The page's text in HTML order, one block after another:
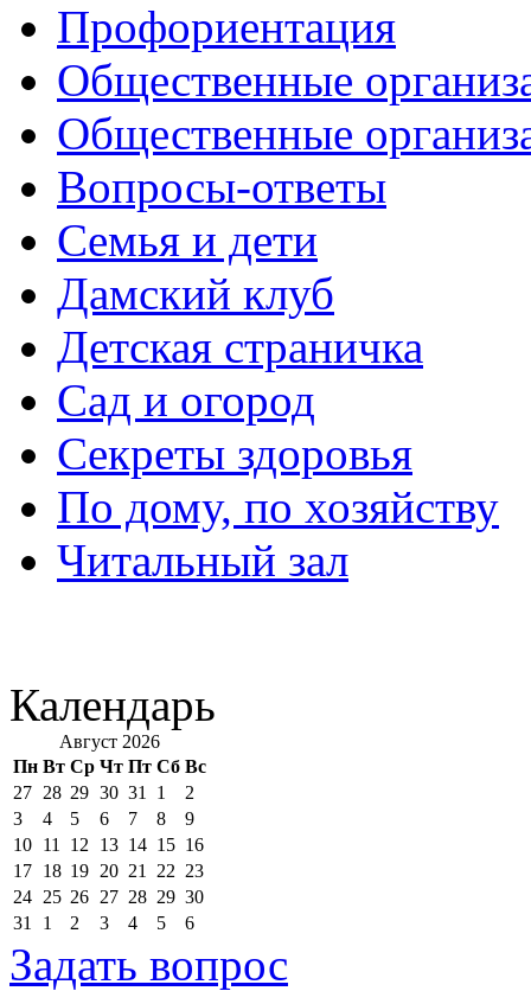
Профориентация
Общественные
Общественные
Вопросы-ответы
Семья и дети
Дамский клуб
Детская страничка
Сад и огород
Секреты здоровья
По дому, по хозяйству
Читальный зал
Календарь
Август 2026
Пн Вт Ср Чт Пт Сб Вс
27 28 29 30 31 1
2
3
4 5 6 7 8
9
10 11 12 13 14 15 16
17 18 19 20 21 22 23
24 25 26 27 28 29 30
31
1 2 3 4 5 6
Задать вопрос